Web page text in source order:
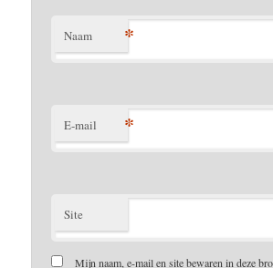
Naam *
E-mail *
Site
Mijn naam, e-mail en site bewaren in deze